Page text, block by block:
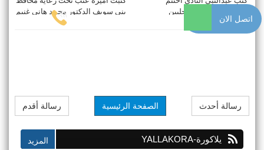
المنتخب الوطني للمحليين
استعداداته لم ...
بنى سويف الدكتور محمد هاني غنيم
رسالة أحدث رسالة أقدم الصفحة الرئيسية
يلاكورة-YALLAKORA
اتصل الان